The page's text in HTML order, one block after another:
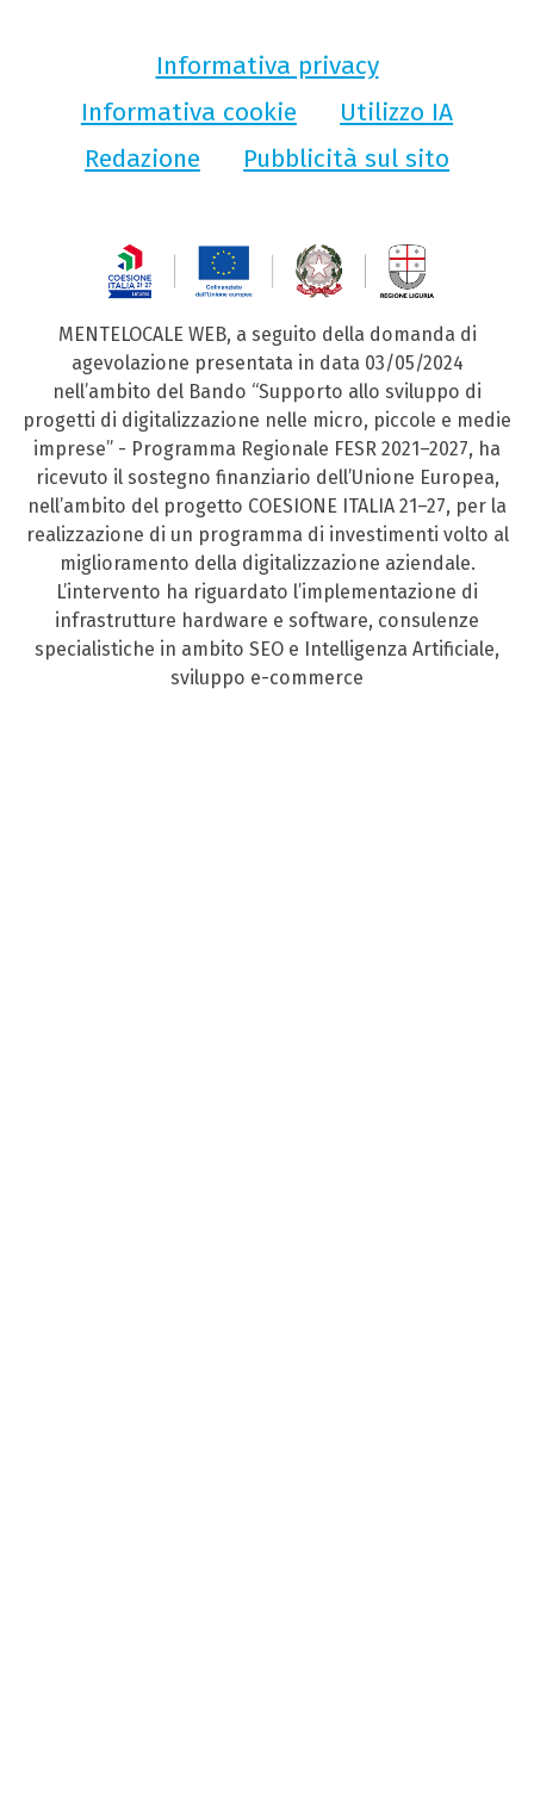
Informativa privacy
Informativa cookie
Utilizzo IA
Redazione
Pubblicità sul sito
MENTELOCALE WEB, a seguito della domanda di
agevolazione presentata in data 03/05/2024
nell’ambito del Bando “Supporto allo sviluppo di
progetti di digitalizzazione nelle micro, piccole e medie
imprese” - Programma Regionale FESR 2021–2027, ha
ricevuto il sostegno finanziario dell’Unione Europea,
nell’ambito del progetto COESIONE ITALIA 21–27, per la
realizzazione di un programma di investimenti volto al
miglioramento della digitalizzazione aziendale.
L’intervento ha riguardato l’implementazione di
infrastrutture hardware e software, consulenze
specialistiche in ambito SEO e Intelligenza Artificiale,
sviluppo e-commerce